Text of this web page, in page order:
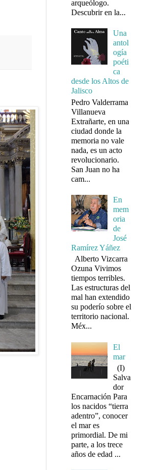
arqueólogo.
Descubrir en la...
Una
antol
ogía
poéti
ca
desde los Altos de
Jalisco
Pedro Valderrama
Villanueva
Extrañarte, en una
ciudad donde la
memoria no vale
nada, es un acto
revolucionario.
San Juan no ha
cam...
En
mem
oria
de
José
Ramírez Yáñez
Alberto Vizcarra
Ozuna Vivimos
tiempos terribles.
Las estructuras del
mal han extendido
su poderío sobre el
territorio nacional.
Méx...
El
mar
(I)
Salva
dor
Encarnación Para
los nacidos “tierra
adentro”, conocer
el mar es
primordial. De mi
parte, a los trece
años de edad ...